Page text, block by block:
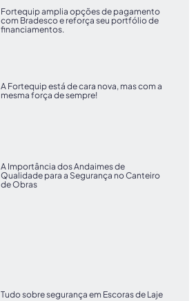
Fortequip amplia opções de pagamento
com Bradesco e reforça seu portfólio de
financiamentos.
A Fortequip está de cara nova, mas com a
mesma força de sempre!
A Importância dos Andaimes de
Qualidade para a Segurança no Canteiro
de Obras
Tudo sobre segurança em Escoras de Laje